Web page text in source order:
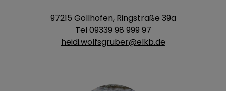
97215 Gollhofen, Ringstraße 39a
Tel 09339 98 999 97
heidi.wolfsgruber@elkb.de